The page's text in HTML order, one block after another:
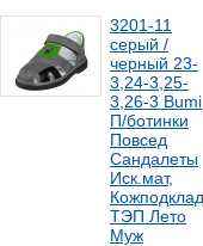
3201-11
серый /
черный 23-
3,24-3,25-
3,26-3 Bumi
П/ботинки
Повсед
Сандалеты
Иск.мат,
Кожподклад,
ТЭП Лето
Муж